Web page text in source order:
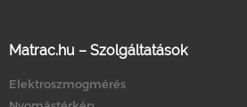
Matrac.hu – Szolgáltatások
Elektroszmogmérés